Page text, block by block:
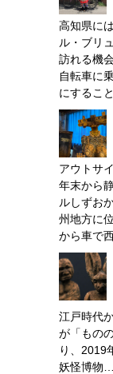
高知県に
ル・ブリ
訪れる機
自転車に
にするこ
アウトサ
年末から
ルしずお
州地方に
から車で
江戸時代
が「もの
り、2019
妖怪博物…